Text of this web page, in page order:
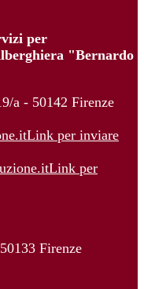
per
"Bernardo
a - 50142 Firenze
Link per inviare
Link per
Firenze